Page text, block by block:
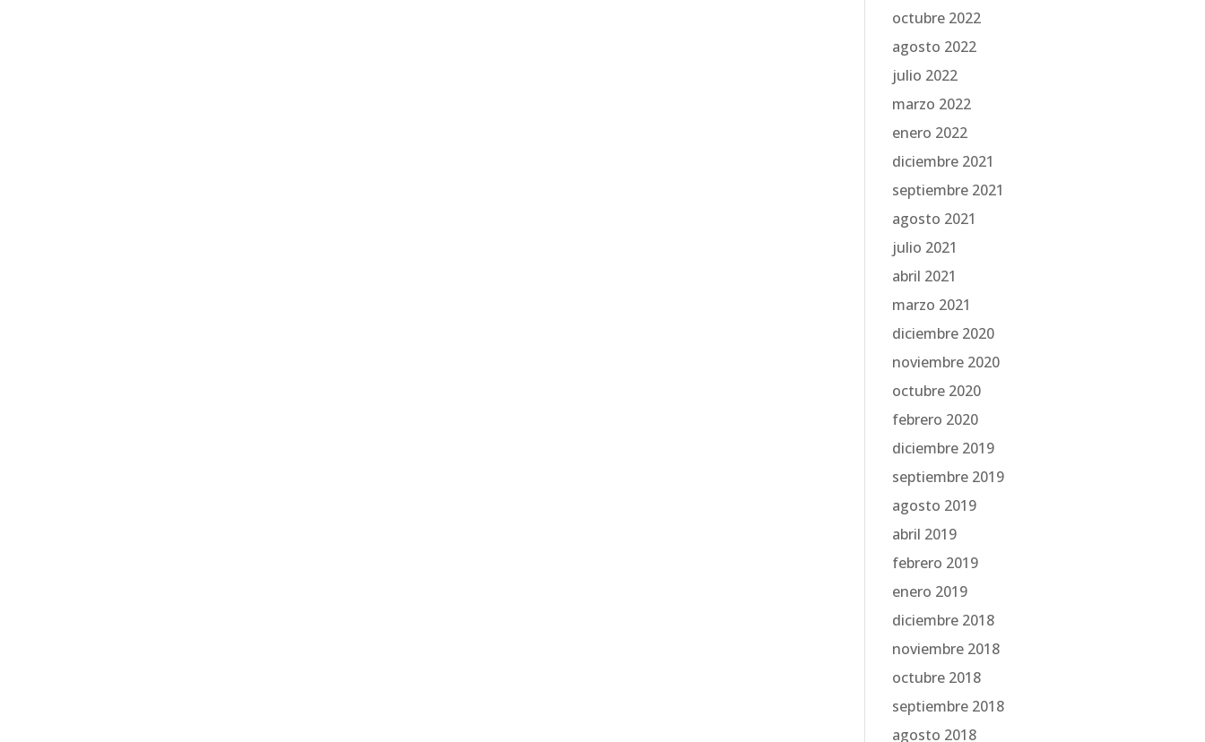
octubre 2022
agosto 2022
julio 2022
marzo 2022
enero 2022
diciembre 2021
septiembre 2021
agosto 2021
julio 2021
abril 2021
marzo 2021
diciembre 2020
noviembre 2020
octubre 2020
febrero 2020
diciembre 2019
septiembre 2019
agosto 2019
abril 2019
febrero 2019
enero 2019
diciembre 2018
noviembre 2018
octubre 2018
septiembre 2018
agosto 2018